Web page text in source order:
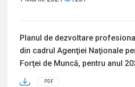
Planul de dezvoltare
din cadrul Agenţiei Naţionale
Forţei de Muncă, pentru anul
.PDF